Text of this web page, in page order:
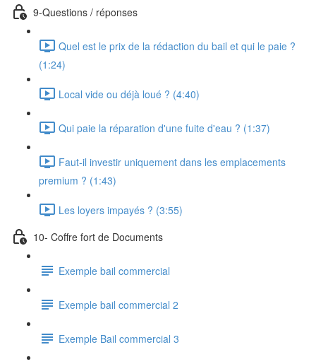
9-Questions / réponses
Quel est le prix de la rédaction du bail et qui le paie ?
(1:24)
Local vide ou déjà loué ? (4:40)
Qui paie la réparation d'une fuite d'eau ? (1:37)
Faut-il investir uniquement dans les emplacements
premium ? (1:43)
Les loyers impayés ? (3:55)
10- Coffre fort de Documents
Exemple bail commercial
Exemple bail commercial 2
Exemple Bail commercial 3